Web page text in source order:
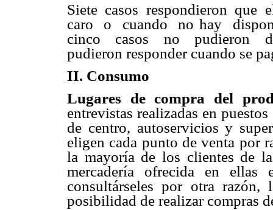
Siete casos respondieron que
caro o cuando no hay
cinco casos no pudieron
pudieron responder cuando se
II. Consumo
Lugares de compra del
entrevistas realizadas en
de centro, autoservicios y
eligen cada punto de venta por
la mayoría de los clientes de
mercadería ofrecida en
consultárseles por otra
posibilidad de realizar compras